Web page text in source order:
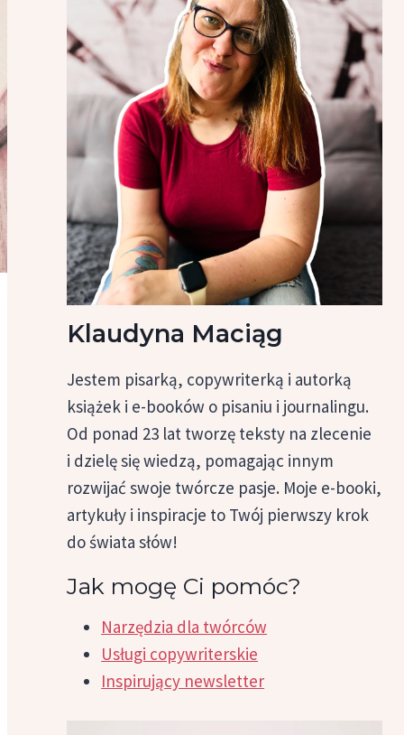
Klaudyna Maciąg
Jestem pisarką, copywriterką i autorką
książek i e-booków o pisaniu i journalingu.
Od ponad 23 lat tworzę teksty na zlecenie
i dzielę się wiedzą, pomagając innym
rozwijać swoje twórcze pasje. Moje e-booki,
artykuły i inspiracje to Twój pierwszy krok
do świata słów!
Jak mogę Ci pomóc?
Narzędzia dla twórców
Usługi copywriterskie
Inspirujący newsletter